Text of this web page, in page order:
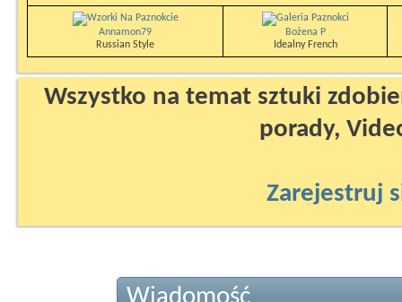
Annamon79
Russian Style
Bożena P
Idealny French
Wszystko na temat sztuki
porady,
Zarejestruj